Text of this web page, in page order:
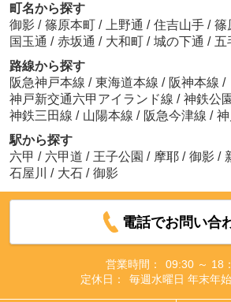
町名から探す
御影 / 篠原本町 / 上野通 / 住吉山手 / 篠
国玉通 / 赤坂通 / 大和町 / 城の下通 / 五
路線から探す
阪急神戸本線 / 東海道本線 / 阪神本線 /
神戸新交通六甲アイランド線 / 神鉄公
神鉄三田線 / 山陽本線 / 阪急今津線 /
駅から探す
六甲 / 六甲道 / 王子公園 / 摩耶 / 御影 /
石屋川
/ 大石 / 御影
電話でお問い合
営業時間：
09:30 ～ 18
定休日：
毎週水曜日 年末年